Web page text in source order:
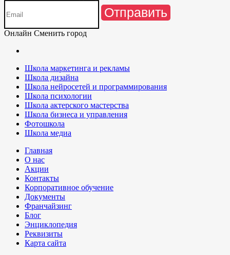
Отправить
Онлайн Сменить город
Школа маркетинга и рекламы
Школа дизайна
Школа нейросетей и программирования
Школа психологии
Школа актерского мастерства
Школа бизнеса и управления
Фотошкола
Школа медиа
Главная
О нас
Акции
Контакты
Корпоративное обучение
Документы
Франчайзинг
Блог
Энциклопедия
Реквизиты
Карта сайта